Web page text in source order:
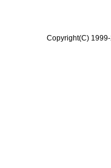
Copyright(C)